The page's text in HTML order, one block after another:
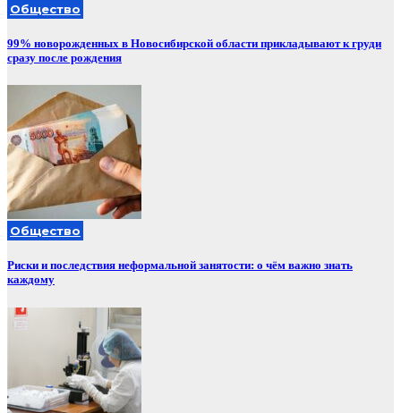
Общество
99% новорожденных в Новосибирской области прикладывают к груди
сразу после рождения
Общество
Риски и последствия неформальной занятости: о чём важно знать
каждому